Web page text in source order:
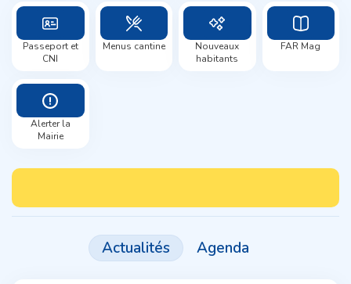
Passeport et
CNI
Menus cantine
Nouveaux
habitants
FAR Mag
Alerter la
Mairie
Actualités Agenda